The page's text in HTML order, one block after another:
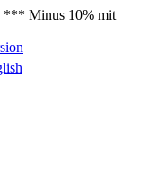
*** Minus 10% mit